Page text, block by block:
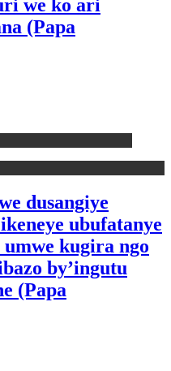
we ko ari
(Papa
dusangiye
ubufatanye
umwe kugira ngo
by’ingutu
(Papa